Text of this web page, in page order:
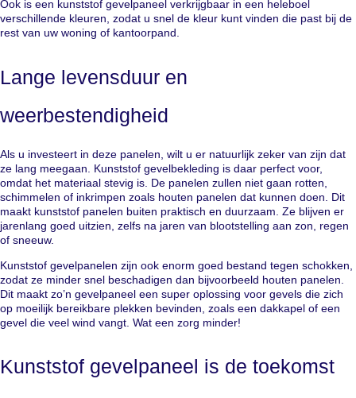
Ook is een kunststof gevelpaneel verkrijgbaar in een heleboel
verschillende kleuren, zodat u snel de kleur kunt vinden die past bij de
rest van uw woning of kantoorpand.
Lange levensduur en
weerbestendigheid
Als u investeert in deze panelen, wilt u er natuurlijk zeker van zijn dat
ze lang meegaan. Kunststof gevelbekleding is daar perfect voor,
omdat het materiaal stevig is. De panelen zullen niet gaan rotten,
schimmelen of inkrimpen zoals houten panelen dat kunnen doen. Dit
maakt kunststof panelen buiten praktisch en duurzaam. Ze blijven er
jarenlang goed uitzien, zelfs na jaren van blootstelling aan zon, regen
of sneeuw.
Kunststof gevelpanelen zijn ook enorm goed bestand tegen schokken,
zodat ze minder snel beschadigen dan bijvoorbeeld houten panelen.
Dit maakt zo’n gevelpaneel een super oplossing voor gevels die zich
op moeilijk bereikbare plekken bevinden, zoals een dakkapel of een
gevel die veel wind vangt. Wat een zorg minder!
Kunststof gevelpaneel is de toekomst